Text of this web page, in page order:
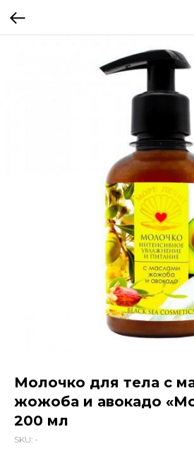
Молочко для тела с
жожоба и авокадо
200 мл
SKU: -